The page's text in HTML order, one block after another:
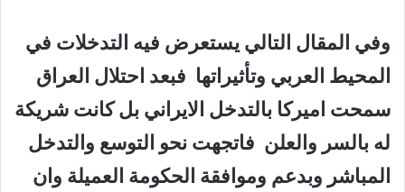
وفي المقال التالي يستعرض فيه التدخلات في
المحيط العربي وتأثيراتها فبعد احتلال العراق
سمحت اميركا بالتدخل الايراني بل كانت شريكة
له بالسر والعلن فاتجهت نحو التوسع والتدخل
المباشر وبدعم وموافقة الحكومة العميلة وان